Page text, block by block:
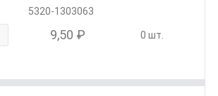
5320-1303063
9,50 ₽ 0 шт.